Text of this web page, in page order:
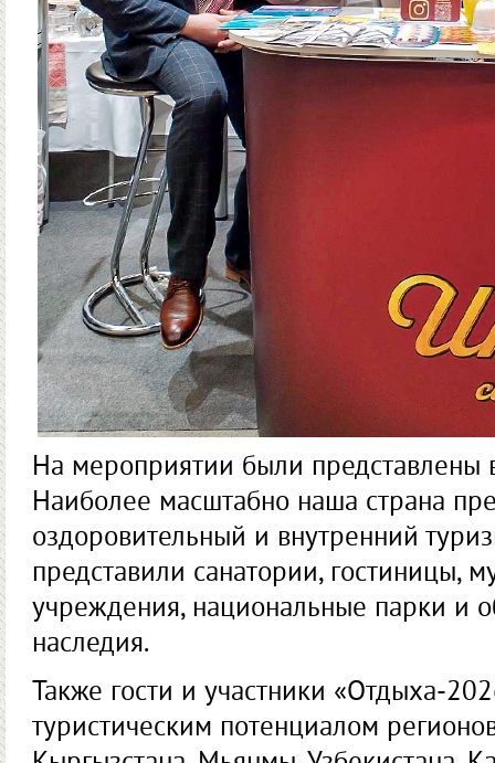
На мероприятии были представлены
Наиболее масштабно наша страна
оздоровительный и внутренний
представили санатории, гостиницы,
учреждения, национальные парки и
наследия.
Также гости и участники «Отдыха-
туристическим потенциалом